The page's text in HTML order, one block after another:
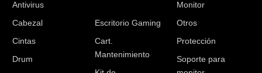
Antivirus
Cabezal
Cintas
Drum
Escritorio Gaming
Cart.
Mantenimiento
Monitor
Otros
Protección
Soporte para